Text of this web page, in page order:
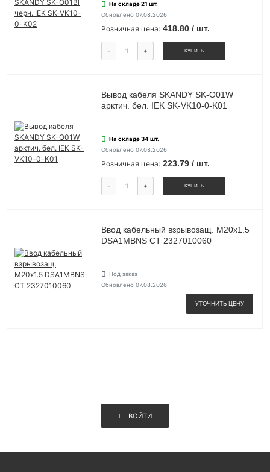
На складе 21 шт.
Обновлено 07.08.2026
Розничная цена: 418.80 / шт.
- + КУПИТЬ
Вывод кабеля SKANDY SK-O01W
арктич. бел. IEK SK-VK10-0-K01
На складе 34 шт.
Обновлено 07.08.2026
Розничная цена: 223.79 / шт.
- + КУПИТЬ
Ввод кабельный взрывозащ. М20х1.5
DSA1MBNS СТ 2327010060
Под заказ
Обновлено 07.08.2026
УТОЧНИТЬ ЦЕНУ
ВОЙТИ